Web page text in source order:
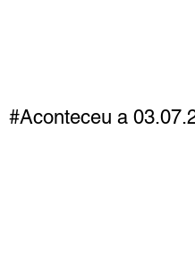
#Aconteceu a